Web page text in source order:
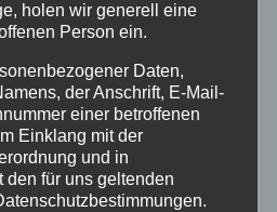
Tag“ – Leben retten,
und
für
in der VG Asbach
holen wir generell eine
Person ein.
Daten,
der Anschrift, E-Mail-
einer betroffenen
Einklang mit der
und in
den für uns geltenden